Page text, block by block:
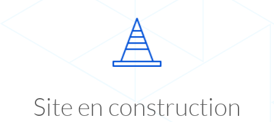
Site en construction